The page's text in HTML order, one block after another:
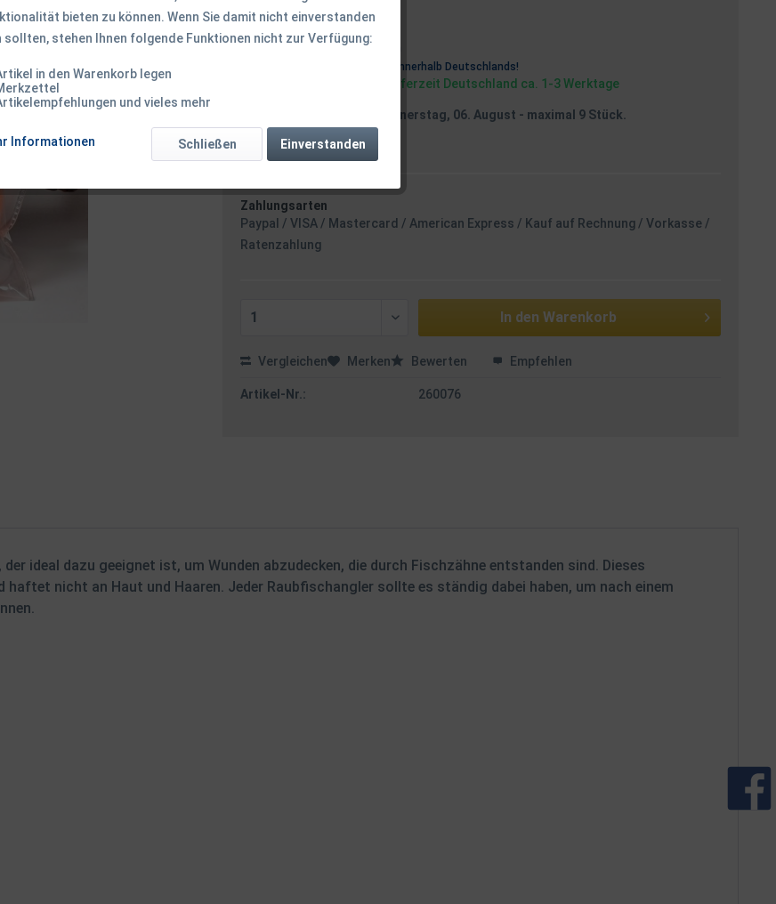
2,95 € *
zzgl. Versandkosten
innerhalb Deutschlands!
Sofort versandfertig, Lieferzeit Deutschland ca. 1-3 Werktage
Versand am Donnerstag, 06. August - maximal 9 Stück.
Zahlungsarten
Paypal / VISA / Mastercard / American Express / Kauf auf Rechnung / Vorkasse /
Ratenzahlung
In den Warenkorb
Vergleichen Merken Bewerten Empfehlen
Artikel-Nr.: 260076
ideal dazu geeignet ist, um Wunden abzudecken, die durch Fischzähne entstanden sind. Dieses
nicht an Haut und Haaren. Jeder Raubfischangler sollte es ständig dabei haben, um nach einem
bieten zu können. Wenn Sie damit nicht einverstanden
sollten, stehen Ihnen folgende Funktionen nicht zur Verfügung:
in den Warenkorb legen
und vieles mehr
Informationen Einverstanden
Schließen